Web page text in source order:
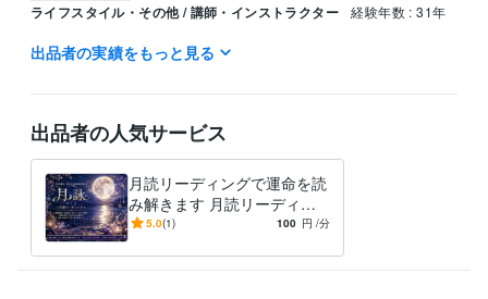
ライフスタイル・その他 / 講師・インストラクター 経験年数 : 31年
ビジネス・クリエイティブツール
Google スプレッドシート:5年Google スライド:5年
Canva:0年
得意分野
占い タロットカード・四柱推命・ 九星気学
占い業界
学歴
中央大学 1987年3月 ~ 1991年2月
出品者の実績をもっと見る
出品者の人気サービス
月読リーディングで運命を読
み解きます 月読リーディン
グで運命を読み解きます
5.0(1) 100 円 /分